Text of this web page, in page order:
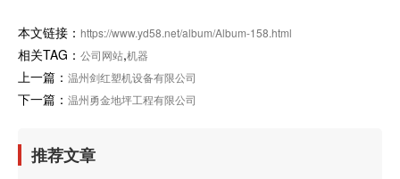
本文链接： https://www.yd58.net/album/Album-158.html
相关TAG： 公司网站,机器
上一篇： 温州剑红塑机设备有限公司
下一篇： 温州勇金地坪工程有限公司
推荐文章